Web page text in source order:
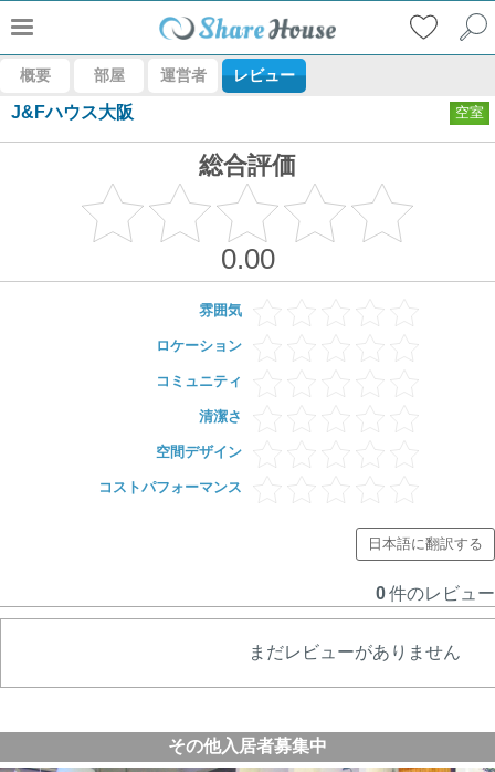
概要 部屋 運営者 レビュー
J&Fハウス大阪 空室
総合評価
0.00
雰囲気
ロケーション
コミュニティ
清潔さ
空間デザイン
コストパフォーマンス
日本語に翻訳する
0件のレビュー
まだレビューがありません
その他入居者募集中